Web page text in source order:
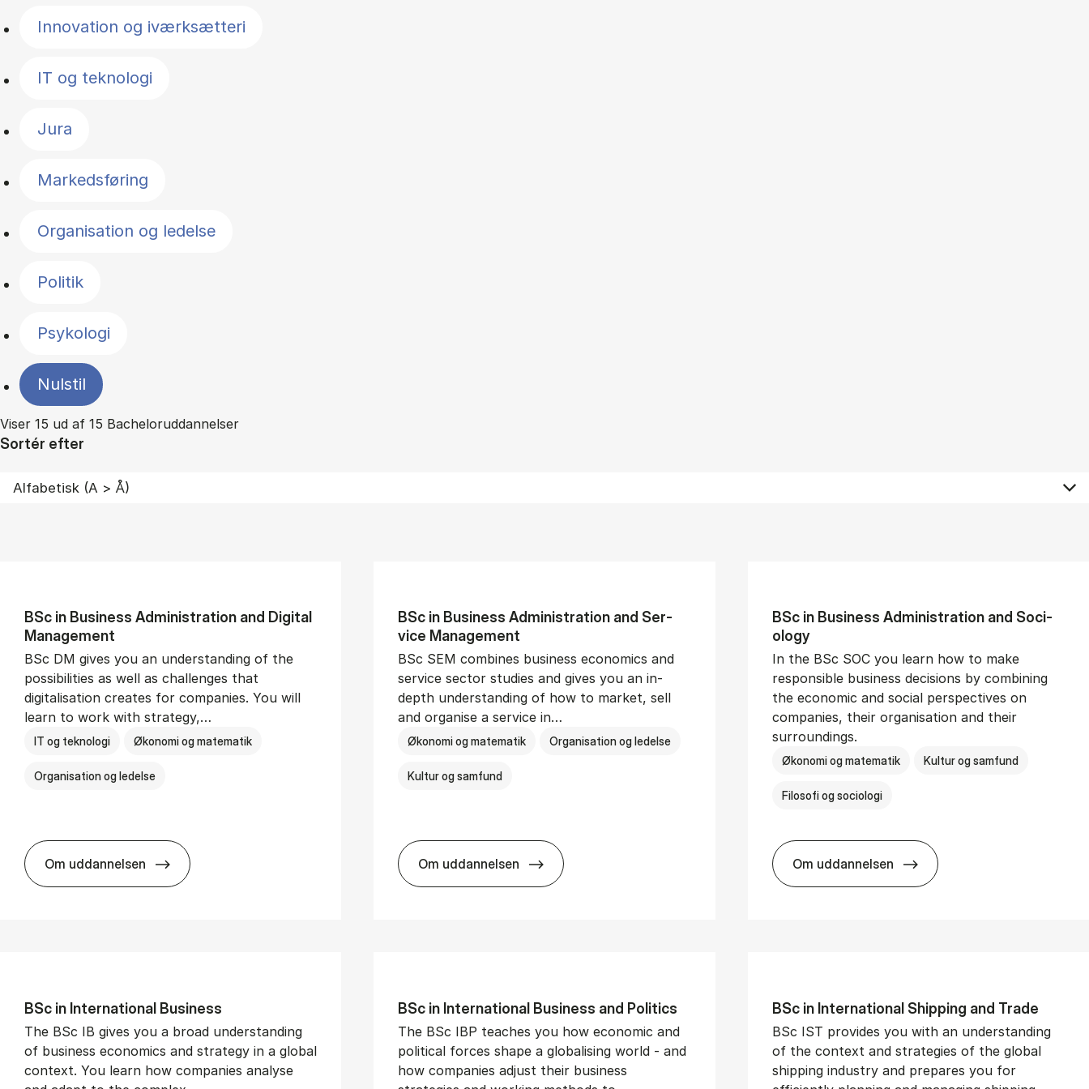
Innovation og iværksætteri
IT og teknologi
Jura
Markedsføring
Organisation og ledelse
Politik
Psykologi
Nulstil
Viser 15 ud af 15 Bacheloruddannelser
Sortér efter
BSc in Busi­ness Ad­min­is­tra­tion and Di­git­al
Man­age­ment
BSc DM gives you an understanding of the
possibilities as well as challenges that
digitalisation creates for companies. You will
learn to work with strategy,…
IT og teknologi Økonomi og matematik
Organisation og ledelse
Om uddannelsen
BSc in Busi­ness Ad­min­is­tra­tion and Di­git­al Man­age­ment
BSc in Busi­ness Ad­min­is­tra­tion and Ser­
vice Man­age­ment
BSc SEM combines business economics and
service sector studies and gives you an in-
depth understanding of how to market, sell
and organise a service in…
Økonomi og matematik Organisation og ledelse
Kultur og samfund
Om uddannelsen
BSc in Busi­ness Ad­min­is­tra­tion and Ser­vice Man­age­ment
BSc in Busi­ness Ad­min­is­tra­tion and So­ci­
ology
In the BSc SOC you learn how to make
responsible business decisions by combining
the economic and social perspectives on
companies, their organisation and their
surroundings.
Økonomi og matematik Kultur og samfund
Filosofi og sociologi
Om uddannelsen
BSc in Busi­ness Ad­min­is­tra­tion and
BSc in In­ter­na­tion­al Busi­ness
The BSc IB gives you a broad understanding
of business economics and strategy in a global
context. You learn how companies analyse
BSc in In­ter­na­tion­al Busi­ness and Polit­ics
The BSc IBP teaches you how economic and
political forces shape a globalising world - and
how companies adjust their business
BSc in In­ter­na­tion­al Ship­ping and Trade
BSc IST provides you with an understanding
of the context and strategies of the global
shipping industry and prepares you for